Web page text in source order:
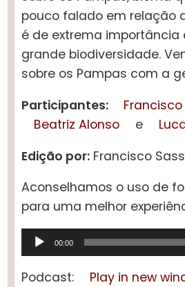
pouco falado em relação
é de extrema importância
grande biodiversidade.
sobre os Pampas com a
Participantes:
Beatriz Alonso
e
Edição por: Francisco
Aconselhamos o uso de
para uma melhor
Tocador
de
áudio
00:00
Podcast: Play in new